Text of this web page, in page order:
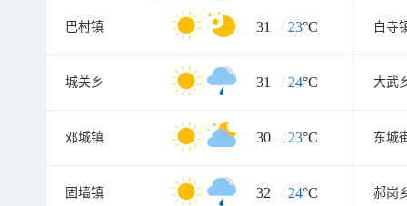
巴村镇 31 / 23°C 白寺
城关乡 31 / 24°C 大武
邓城镇 30 / 23°C 东城
固墙镇 32 / 24°C 郝岗